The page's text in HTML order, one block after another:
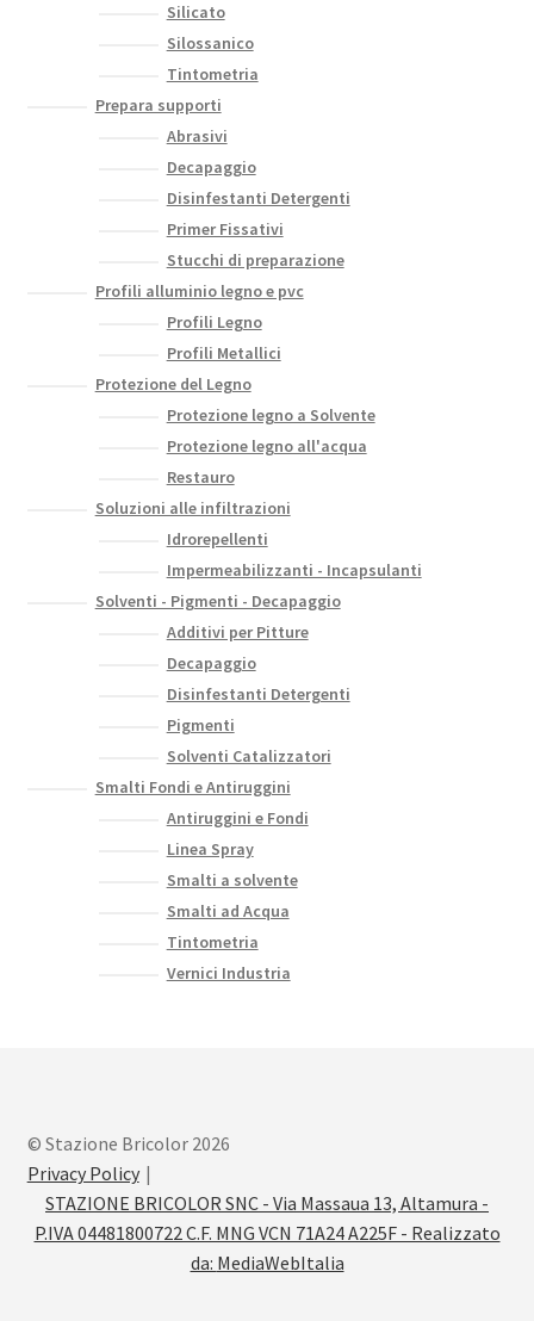
Silicato
Silossanico
Tintometria
Prepara supporti
Abrasivi
Decapaggio
Disinfestanti Detergenti
Primer Fissativi
Stucchi di preparazione
Profili alluminio legno e pvc
Profili Legno
Profili Metallici
Protezione del Legno
Protezione legno a Solvente
Protezione legno all'acqua
Restauro
Soluzioni alle infiltrazioni
Idrorepellenti
Impermeabilizzanti - Incapsulanti
Solventi - Pigmenti - Decapaggio
Additivi per Pitture
Decapaggio
Disinfestanti Detergenti
Pigmenti
Solventi Catalizzatori
Smalti Fondi e Antiruggini
Antiruggini e Fondi
Linea Spray
Smalti a solvente
Smalti ad Acqua
Tintometria
Vernici Industria
© Stazione Bricolor 2026
Privacy Policy
STAZIONE BRICOLOR SNC - Via Massaua 13, Altamura -
P.IVA 04481800722 C.F. MNG VCN 71A24 A225F - Realizzato
da: MediaWebItalia